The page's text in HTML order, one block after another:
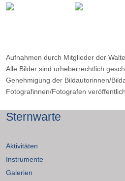
Ort: WHS-Essen
Aufnahmen durch Mitglieder der
Alle Bilder sind urheberrechtlich
Genehmigung der Bildautorinnen/
Fotografinnen/Fotografen
Sternwarte
Aktivitäten
Instrumente
Galerien